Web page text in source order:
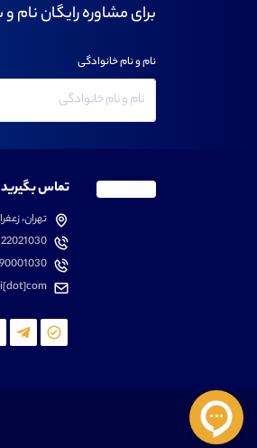
برای مشاوره رایگان نام
نام و نام خانوادگی
تماس بگیرید
تهران،
90001030